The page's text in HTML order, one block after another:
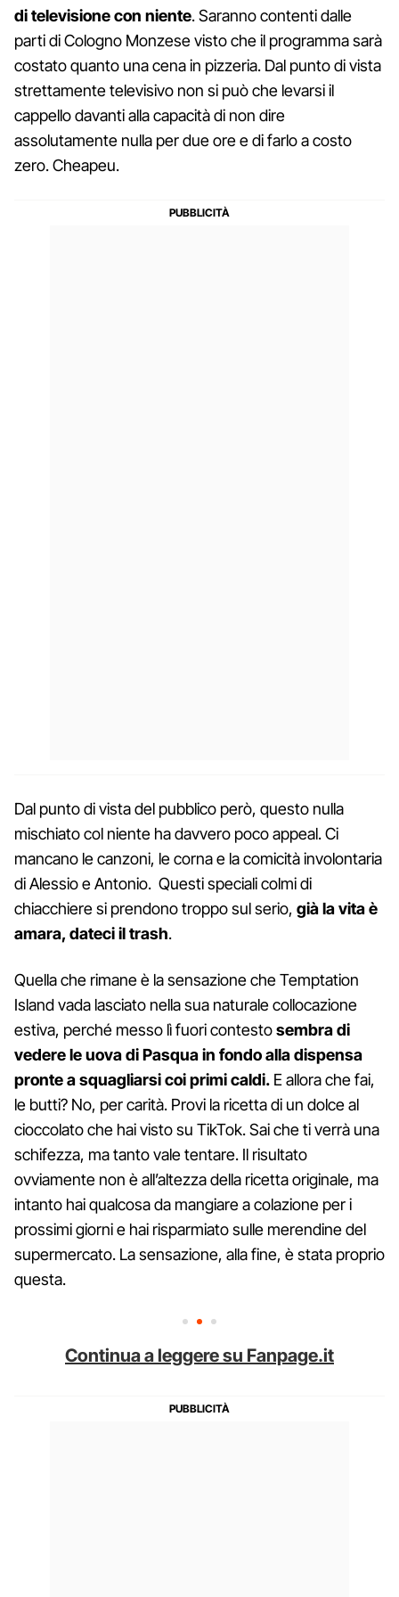
di televisione con niente. Saranno contenti dalle
parti di Cologno Monzese visto che il programma sarà
costato quanto una cena in pizzeria. Dal punto di vista
strettamente televisivo non si può che levarsi il
cappello davanti alla capacità di non dire
assolutamente nulla per due ore e di farlo a costo
zero. Cheapeu.
Dal punto di vista del pubblico però, questo nulla
mischiato col niente ha davvero poco appeal. Ci
mancano le canzoni, le corna e la comicità involontaria
di Alessio e Antonio. Questi speciali colmi di
chiacchiere si prendono troppo sul serio, già la vita è
amara, dateci il trash.
Quella che rimane è la sensazione che Temptation
Island vada lasciato nella sua naturale collocazione
estiva, perché messo lì fuori contestosembra di
vedere le uova di Pasqua in fondo alla dispensa
pronte a squagliarsi coi primi caldi. E allora che fai,
le butti? No, per carità. Provi la ricetta di un dolce al
cioccolato che hai visto su TikTok. Sai che ti verrà una
schifezza, ma tanto vale tentare. Il risultato
ovviamente non è all’altezza della ricetta originale, ma
intanto hai qualcosa da mangiare a colazione per i
prossimi giorni e hai risparmiato sulle merendine del
supermercato. La sensazione, alla fine, è stata proprio
questa.
Continua a leggere su Fanpage.it